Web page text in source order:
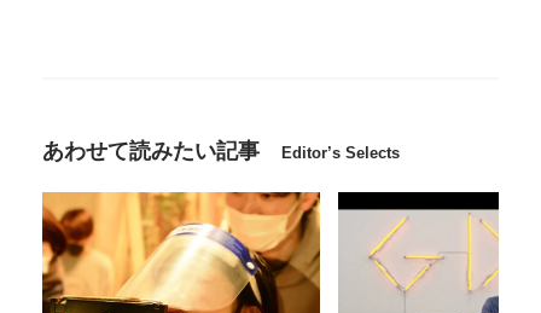
あわせて読みたい記事 Editor’s Selects